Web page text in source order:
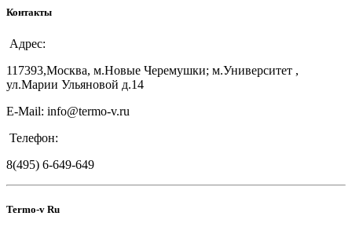
Контакты
Адрес:
117393,Москва, м.Новые Черемушки; м.Университет ,
ул.Марии Ульяновой д.14
E-Mail: info@termo-v.ru
Телефон:
8(495) 6-649-649
Termo-v Ru